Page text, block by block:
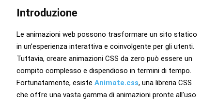
Introduzione
Le animazioni web possono trasformare un sito statico
in un’esperienza interattiva e coinvolgente per gli utenti.
Tuttavia, creare animazioni CSS da zero può essere un
compito complesso e dispendioso in termini di tempo.
Fortunatamente, esiste Animate.css, una libreria CSS
che offre una vasta gamma di animazioni pronte all’uso.